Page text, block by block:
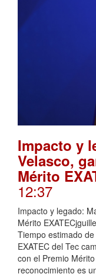
Impacto y
Velasco,
Mérito
12:37
Impacto y legado:
Mérito
Tiempo estimado
EXATEC del Tec
con el Premio
reconocimiento es